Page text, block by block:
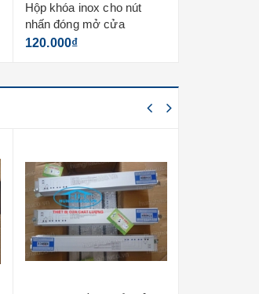
Hộp khóa inox cho nút
nhấn đóng mở cửa
120.000₫